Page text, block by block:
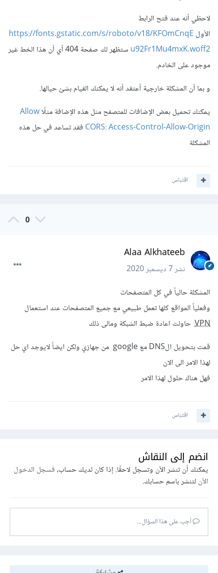
لاحظي أنه عند فتح الرابط
الأول https://fonts.gstatic.com/s/roboto/v18/KFOmCnqE
u92Fr1Mu4mxK.woff2
ستظهر لك صفحة 404 أي أن هذا الخط غير
موجود على الخادم.
و بما أن المشكلة خارجية أعتقد أنه لا يمكنك القيام بشئ حيالها.
يمكنك تحميل بعض الإضافات للمتصفح مثل هذه الإضافة مثلًاAllow
CORS: Access-Control-Allow-Originفقد تساعد في حل هذه
المشكلة
اقتباس
0
Alaa Alkhateeb
نشر7 ديسمبر 2020
المشكلة حالياً في كل المتصفحات
وفعلياً المواقع كلها تعمل طبيعي مع جميع المتصفحات عند استعمال
VPNحاولت اعادة ضبط الشبكة ومالى ذلك
قمت بتحويل الDNS مع google من جهازي ولكن ايضاً لايوجد اي حل
لهذا الامر الى الان
فهل هناك حلول لهذا الامر
اقتباس
انضم إلى النقاش
يمكنك أن تنشر الآن وتسجل لاحقًا. إذا كان لديك حساب،فسجل الدخول
الآنلتنشر باسم حسابك.
أجب على هذا السؤال...